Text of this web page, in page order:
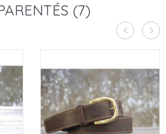
(7)